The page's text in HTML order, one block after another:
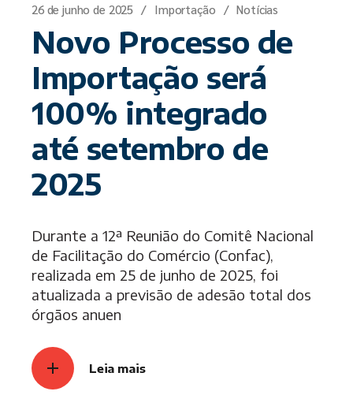
26 de junho de 2025 Importação Notícias
Novo Processo de
Importação será
100% integrado
até setembro de
2025
Durante a 12ª Reunião do Comitê Nacional
de Facilitação do Comércio (Confac),
realizada em 25 de junho de 2025, foi
atualizada a previsão de adesão total dos
órgãos anuen
Leia mais